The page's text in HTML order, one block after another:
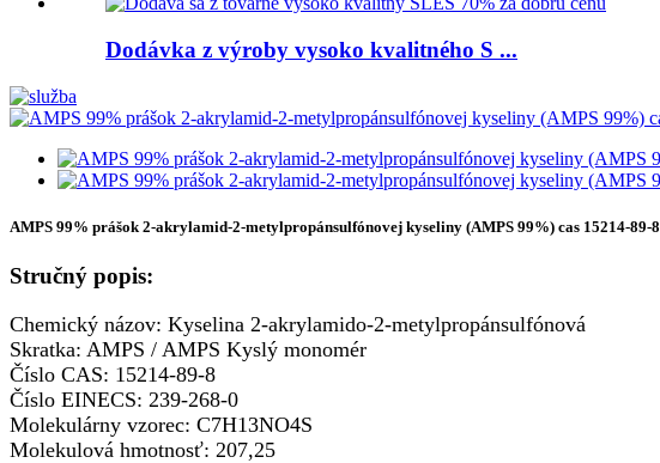
Dodávka z výroby vysoko kvalitného S ...
AMPS 99% prášok 2-akrylamid-2-metylpropánsulfónovej kyseliny (AMPS 99%) cas 15214-89-8
Stručný popis:
Chemický názov: Kyselina 2-akrylamido-2-metylpropánsulfónová
Skratka: AMPS / AMPS Kyslý monomér
Číslo CAS: 15214-89-8
Číslo EINECS: 239-268-0
Molekulárny vzorec: C7H13NO4S
Molekulová hmotnosť: 207,25